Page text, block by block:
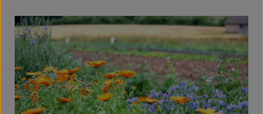
Gratis Ökokiste im Wert von 25 Euro
Veranstaltungen
Kundenbrief
Amperhof-Blog